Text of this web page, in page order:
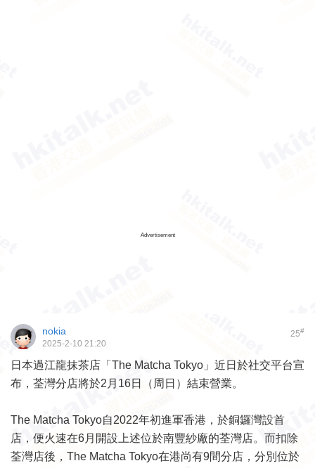
Advertisement
25#
nokia
2025-2-10 21:20
日本過江龍抹茶店「The Matcha Tokyo」近日於社交平台宣
布，荃灣分店將於2月16日（周日）結束營業。
The Matcha Tokyo自2022年初進軍香港，於銅鑼灣設首
店，便火速在6月開設上述位於南豐紗廠的荃灣店。而扣除
荃灣店後，The Matcha Tokyo在港尚有9間分店，分別位於